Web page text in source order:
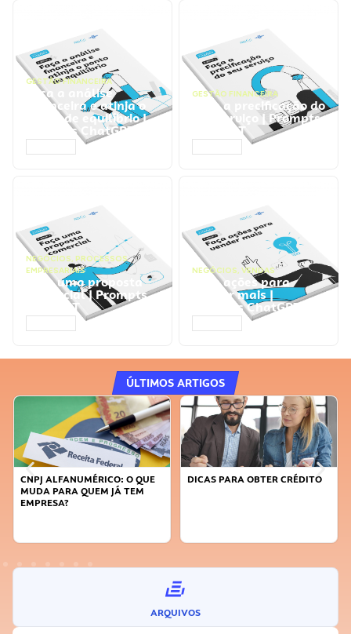
GESTÃO FINANCEIRA
Faça a análise
financeira e atinja o
ponto de equilíbrio |
Prompts ChatGPT
GESTÃO FINANCEIRA
Faça a precificação do
seu serviço | Prompts
ChatGPT
NEGÓCIOS, PROCESSOS
EMPRESARIAIS
Faça uma proposta
comercial | Prompts
ChatGPT
NEGÓCIOS, VENDAS
Faça ações para
vender mais |
Prompts ChatGPT
ÚLTIMOS ARTIGOS
CNPJ ALFANUMÉRICO: O QUE
MUDA PARA QUEM JÁ TEM
EMPRESA?
DICAS PARA OBTER CRÉDITO
ARQUIVOS